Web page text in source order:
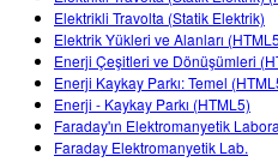
Elektrikli Travolta (Statik Elektrik)
Elektrik Yükleri ve Alanları
Enerji Çeşitleri ve Dönüşümleri
Enerji Kaykay Parkı: Temel
Enerji - Kaykay Parkı (HTML5)
Faraday'ın Elektromanyetik
Faraday Elektromanyetik Lab.